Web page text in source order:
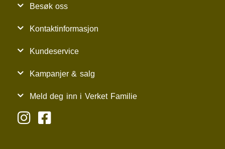
Besøk oss
Kontaktinformasjon
Kundeservice
Kampanjer & salg
Meld deg inn i Verket Familie